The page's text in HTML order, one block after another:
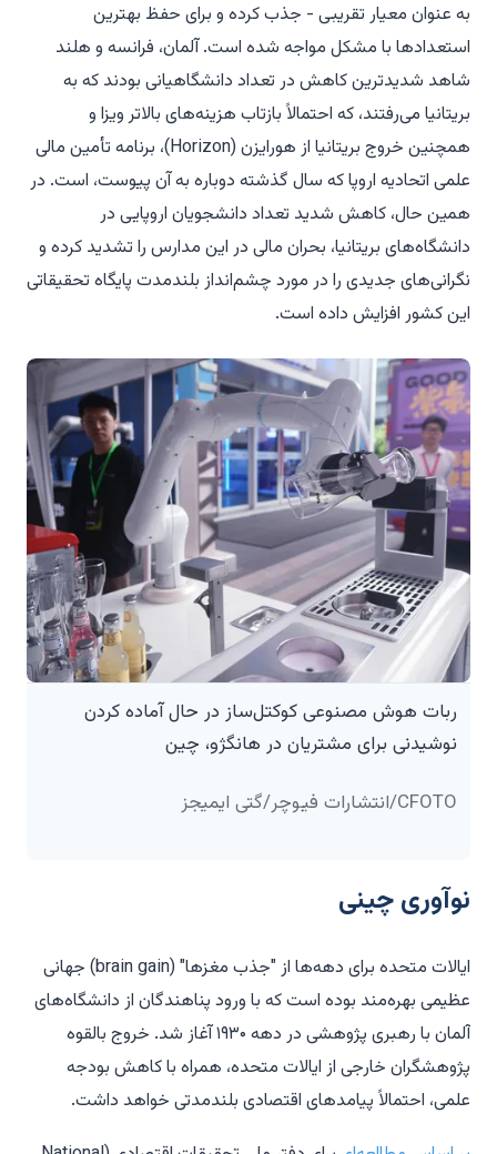
به عنوان معیار تقریبی - جذب کرده و برای حفظ بهترین
استعدادها با مشکل مواجه شده است. آلمان، فرانسه و هلند
شاهد شدیدترین کاهش در تعداد دانشگاهیانی بودند که به
بریتانیا می‌رفتند، که احتمالاً بازتاب هزینه‌های بالاتر ویزا و
همچنین خروج بریتانیا از هورایزن (Horizon)، برنامه تأمین مالی
علمی اتحادیه اروپا که سال گذشته دوباره به آن پیوست، است. در
همین حال، کاهش شدید تعداد دانشجویان اروپایی در
دانشگاه‌های بریتانیا، بحران مالی در این مدارس را تشدید کرده و
نگرانی‌های جدیدی را در مورد چشم‌انداز بلندمدت پایگاه تحقیقاتی
این کشور افزایش داده است.
ربات هوش مصنوعی کوکتل‌ساز در حال آماده کردن
نوشیدنی برای مشتریان در هانگژو، چین
CFOTO/انتشارات فیوچر/گتی ایمیجز
نوآوری چینی
ایالات متحده برای دهه‌ها از "جذب مغزها" (brain gain) جهانی
عظیمی بهره‌مند بوده است که با ورود پناهندگان از دانشگاه‌های
آلمان با رهبری پژوهشی در دهه ۱۹۳۰ آغاز شد. خروج بالقوه
پژوهشگران خارجی از ایالات متحده، همراه با کاهش بودجه
علمی، احتمالاً پیامدهای اقتصادی بلندمدتی خواهد داشت.